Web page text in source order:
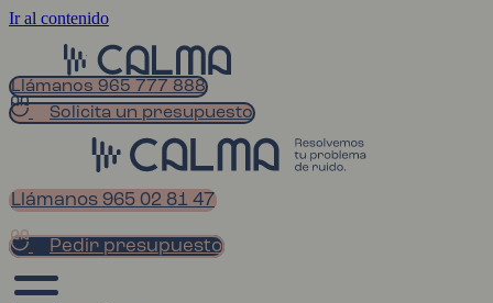
Ir al contenido
Llámanos 965 777 888
Solicita un presupuesto
Llámanos 965 02 81 47
Pedir presupuesto